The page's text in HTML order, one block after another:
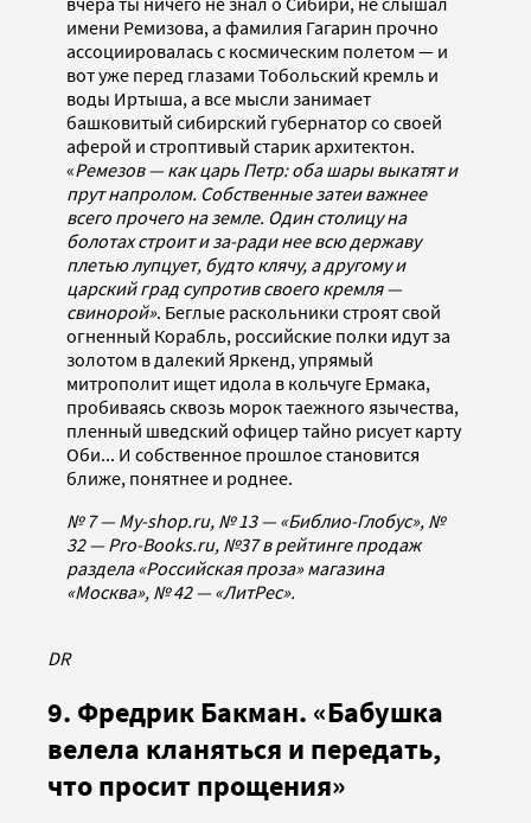
имени Ремизова, а фамилия Гагарин прочно
ассоциировалась с космическим полетом — и
вот уже перед глазами Тобольский кремль и
воды Иртыша, а все мысли занимает
башковитый сибирский губернатор со своей
аферой и строптивый старик архитектон.
«Ремезов — как царь Петр: оба шары выкатят и
прут напролом. Собственные затеи важнее
всего прочего на земле. Один столицу на
болотах строит и за-ради нее всю державу
плетью лупцует, будто клячу, а другому и
царский град супротив своего кремля —
свинорой». Беглые раскольники строят свой
огненный Корабль, российские полки идут за
золотом в далекий Яркенд, упрямый
митрополит ищет идола в кольчуге Ермака,
пробиваясь сквозь морок таежного язычества,
пленный шведский офицер тайно рисует карту
Оби... И собственное прошлое становится
ближе, понятнее и роднее.
№ 7 — My-shop.ru, № 13 — «Библио-Глобус», №
32 — Pro-Books.ru, №37 в рейтинге продаж
раздела «Российская проза» магазина
«Москва», № 42 — «ЛитРес».
DR
9. Фредрик Бакман. «Бабушка
велела кланяться и передать,
что просит прощения»